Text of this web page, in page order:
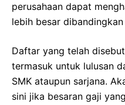
perusahaan dapat
lebih besar
Daftar yang telah
termasuk untuk lulusan
SMK ataupun sarjana.
sini jika besaran gaji